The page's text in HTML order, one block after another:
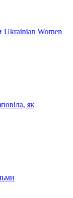
Ukrainian Women
як